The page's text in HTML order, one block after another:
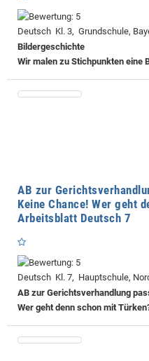
Deutsch Kl. 3, Grundschule,
Bildergeschichte
Wir malen zu Stichpunkten eine
AB zur
Keine Chance! Wer geht
Arbeitsblatt Deutsch 7
Deutsch Kl. 7, Hauptschule,
AB zur Gerichtsverhandlung
Wer geht denn schon mit